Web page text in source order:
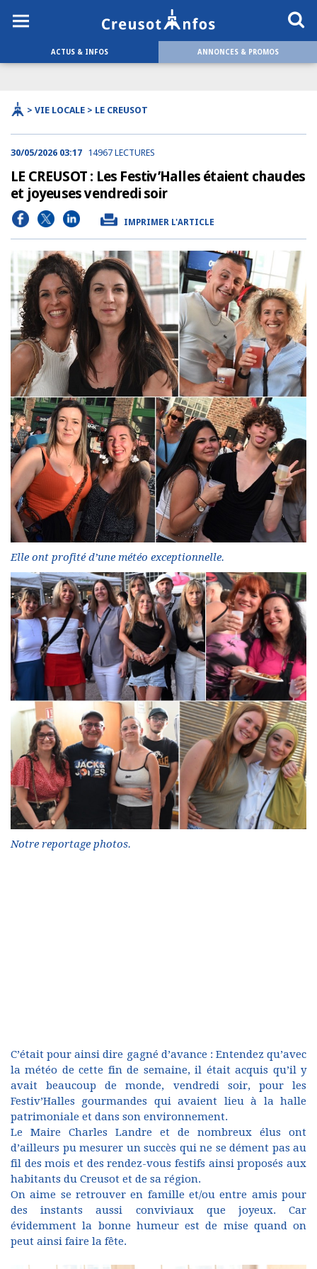
ACTUS & INFOS ANNONCES & PROMOS
> VIE LOCALE > LE CREUSOT
30/05/2026 03:17 14967 LECTURES
LE CREUSOT : Les Festiv’Halles étaient chaudes
et joyeuses vendredi soir
IMPRIMER L'ARTICLE
Elle ont profité d’une météo exceptionnelle.
Notre reportage photos.
C’était pour ainsi dire gagné d’avance : Entendez qu’avec
la météo de cette fin de semaine, il était acquis qu’il y
avait beaucoup de monde, vendredi soir, pour les
Festiv’Halles gourmandes qui avaient lieu à la halle
patrimoniale et dans son environnement.
Le Maire Charles Landre et de nombreux élus ont
d’ailleurs pu mesurer un succès qui ne se dément pas au
fil des mois et des rendez-vous festifs ainsi proposés aux
habitants du Creusot et de sa région.
On aime se retrouver en famille et/ou entre amis pour
des instants aussi conviviaux que joyeux. Car
évidemment la bonne humeur est de mise quand on
peut ainsi faire la fête.